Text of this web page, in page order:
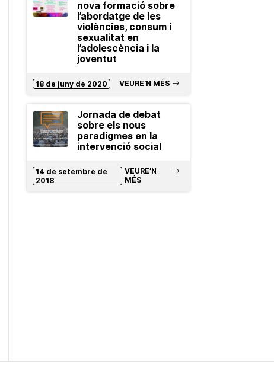
nova formació sobre
l’abordatge de les
violències, consum i
sexualitat en
l’adolescència i la
joventut
18 de juny de 2020 VEURE’N MÉS
Jornada de debat
sobre els nous
paradigmes en la
intervenció social
14 de setembre de
2018
VEURE’N
MÉS